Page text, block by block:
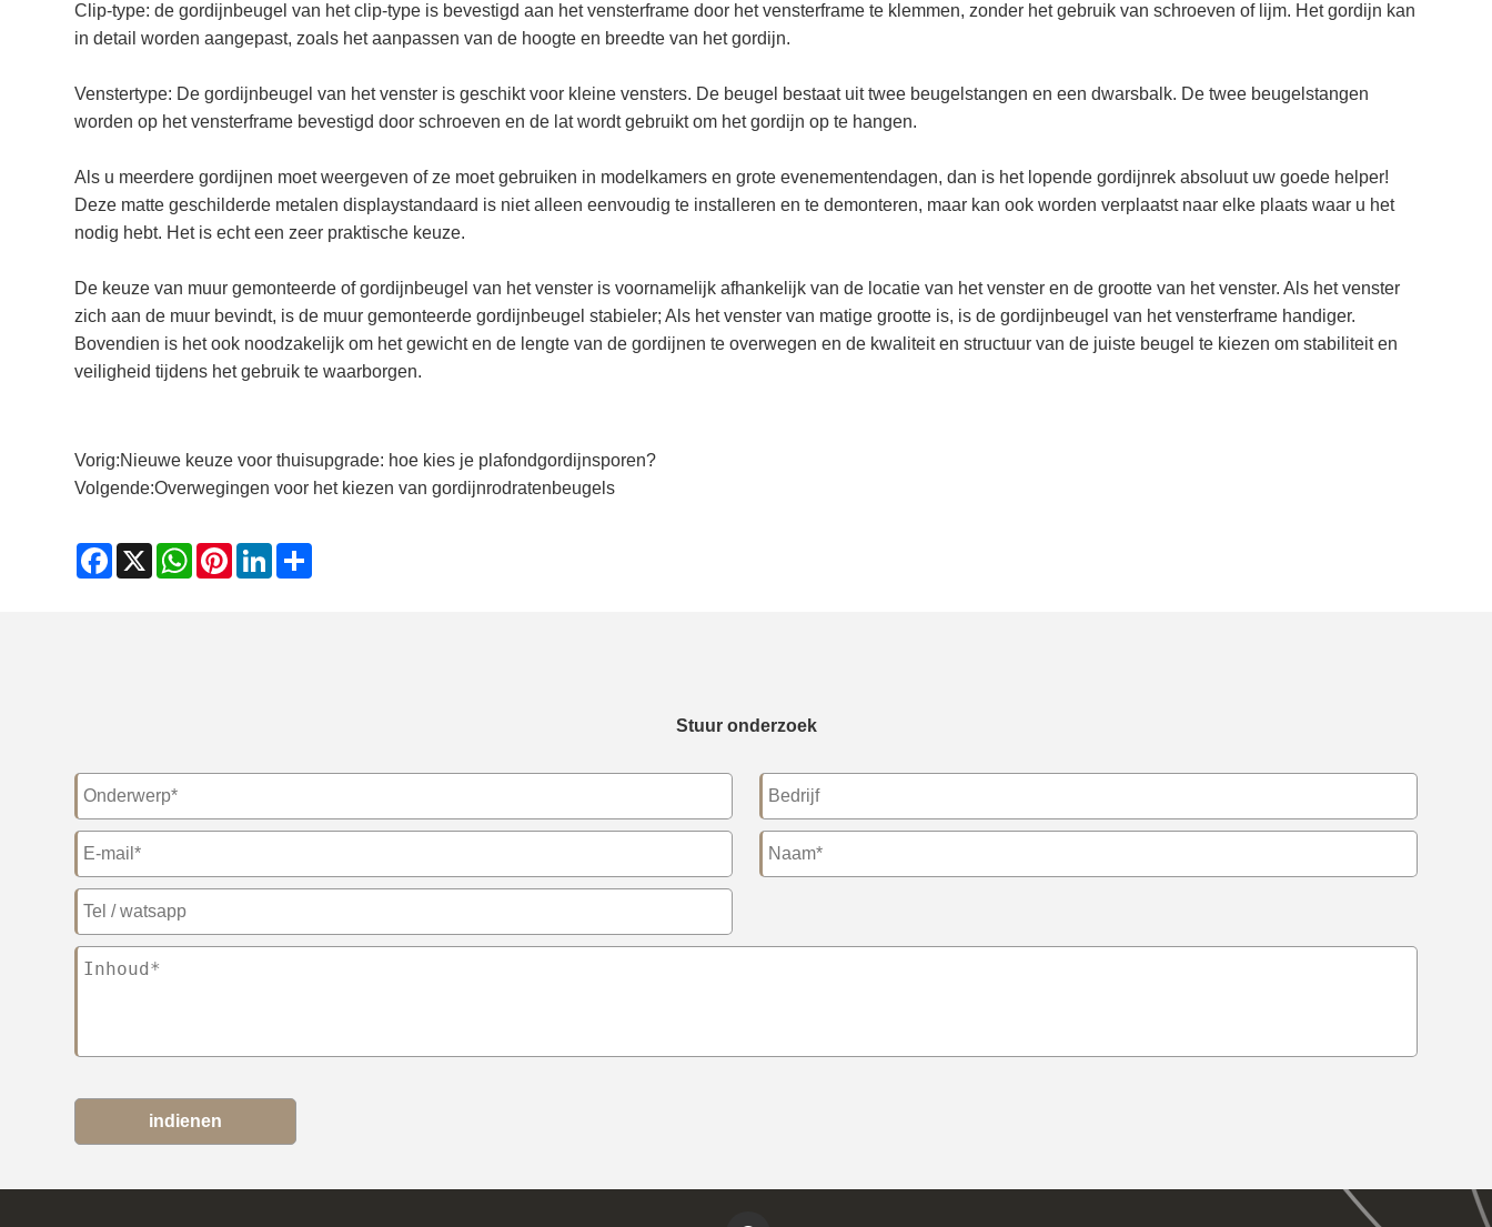
Clip-type: de gordijnbeugel van het clip-type is bevestigd aan het vensterframe door het vensterframe te klemmen, zonder het gebruik van schroeven of lijm. Het gordijn kan
in detail worden aangepast, zoals het aanpassen van de hoogte en breedte van het gordijn.
Venstertype: De gordijnbeugel van het venster is geschikt voor kleine vensters. De beugel bestaat uit twee beugelstangen en een dwarsbalk. De twee beugelstangen
worden op het vensterframe bevestigd door schroeven en de lat wordt gebruikt om het gordijn op te hangen.
Als u meerdere gordijnen moet weergeven of ze moet gebruiken in modelkamers en grote evenementendagen, dan is het lopende gordijnrek absoluut uw goede helper!
Deze matte geschilderde metalen displaystandaard is niet alleen eenvoudig te installeren en te demonteren, maar kan ook worden verplaatst naar elke plaats waar u het
nodig hebt. Het is echt een zeer praktische keuze.
De keuze van muur gemonteerde of gordijnbeugel van het venster is voornamelijk afhankelijk van de locatie van het venster en de grootte van het venster. Als het venster
zich aan de muur bevindt, is de muur gemonteerde gordijnbeugel stabieler; Als het venster van matige grootte is, is de gordijnbeugel van het vensterframe handiger.
Bovendien is het ook noodzakelijk om het gewicht en de lengte van de gordijnen te overwegen en de kwaliteit en structuur van de juiste beugel te kiezen om stabiliteit en
veiligheid tijdens het gebruik te waarborgen.
Vorig:Nieuwe keuze voor thuisupgrade: hoe kies je plafondgordijnsporen?
Volgende:Overwegingen voor het kiezen van gordijnrodratenbeugels
Facebook
X WhatsApp
PinterestLinkedIn
Stuur onderzoek
indienen